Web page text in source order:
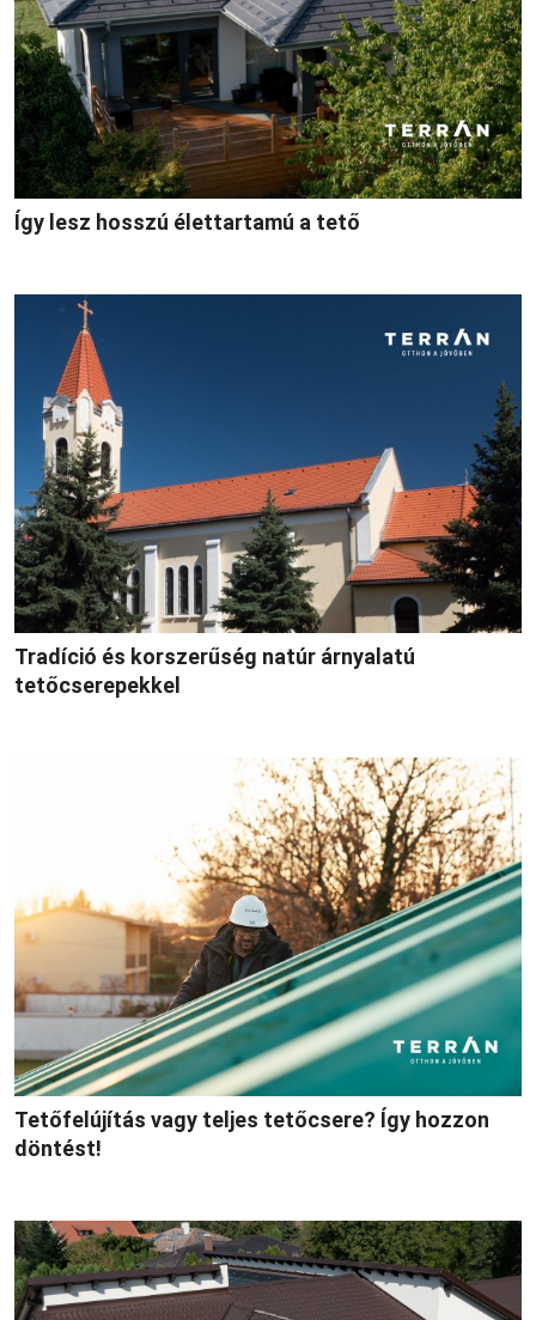
Így lesz hosszú élettartamú a tető
Tradíció és korszerűség natúr árnyalatú
tetőcserepekkel
Tetőfelújítás vagy teljes tetőcsere? Így hozzon
döntést!